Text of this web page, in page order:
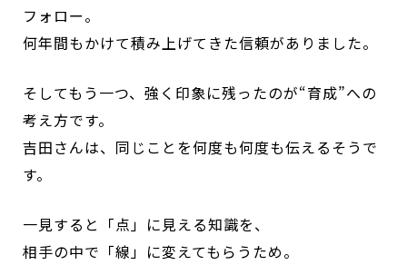
フォロー。
何年間もかけて積み上げてきた信頼がありました。
そしてもう一つ、強く印象に残ったのが“育成”への
考え方です。
吉田さんは、同じことを何度も何度も伝えるそうで
す。
一見すると「点」に見える知識を、
相手の中で「線」に変えてもらうため。